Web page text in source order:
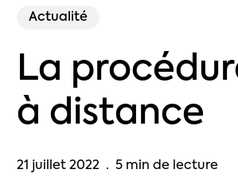
Actualité
La
à distance
21 juillet 2022 5 min de lecture